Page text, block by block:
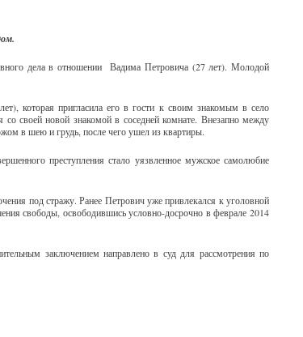
дела в отношении Вадима Петровича (27 лет). Молодой
которая пригласила его в гости к своим знакомым в село
своей новой знакомой в соседней комнате. Внезапно между
в шею и грудь, после чего ушел из квартиры.
преступления стало уязвленное мужское самолюбие
под стражу. Ранее Петрович уже привлекался к уголовной
свободы, освободившись условно-досрочно в феврале 2014
заключением направлено в суд для рассмотрения по